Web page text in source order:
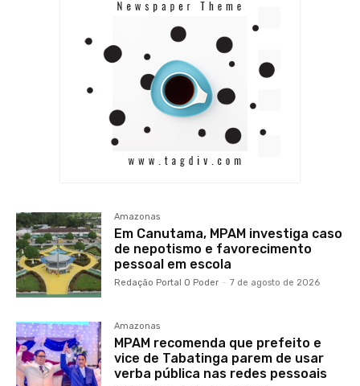
Amazonas
Em Canutama, MPAM investiga caso
de nepotismo e favorecimento
pessoal em escola
Redação Portal O Poder - 7 de agosto de 2026
Amazonas
MPAM recomenda que prefeito e
vice de Tabatinga parem de usar
verba pública nas redes pessoais